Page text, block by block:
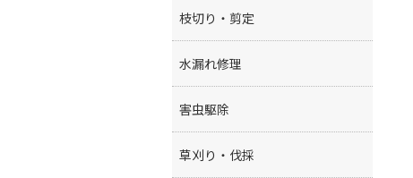
枝切り・剪定
水漏れ修理
害虫駆除
草刈り・伐採